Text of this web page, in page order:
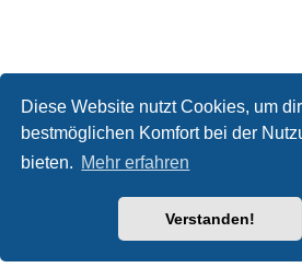
Diese Website nutzt Cookies, um
bestmöglichen Komfort bei der
bieten. Mehr erfahren
Verstanden!